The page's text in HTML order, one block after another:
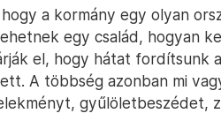
a kormány egy olyan
egy család, hogyan
el, hogy hátat fordítsunk
A többség azonban mi
gyűlöletbeszédet,